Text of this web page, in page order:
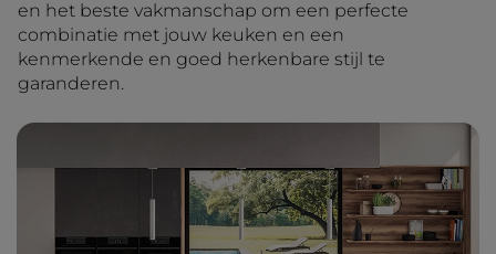
en het beste vakmanschap om een perfecte
combinatie met jouw keuken en een
kenmerkende en goed herkenbare stijl te
garanderen.